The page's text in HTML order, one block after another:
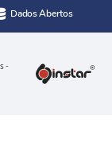
Dados Abertos
-